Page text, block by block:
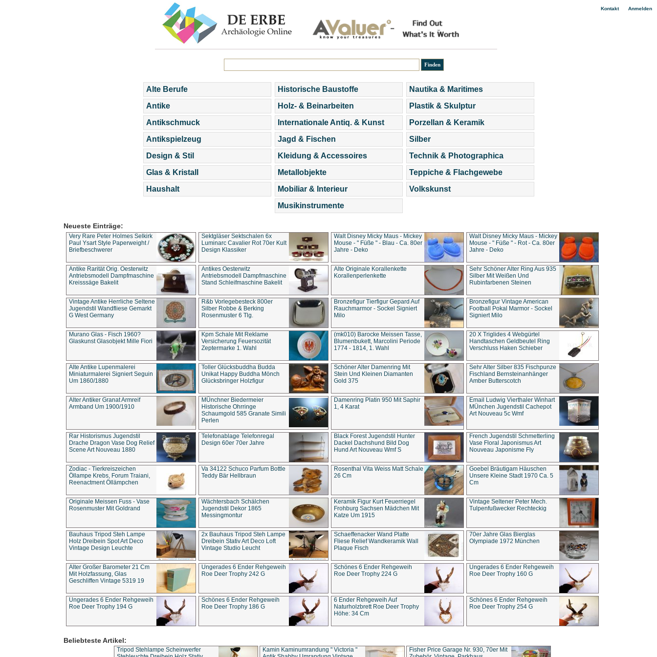
Kontakt| Anmelden
Alte Berufe
Antike
Antikschmuck
Antikspielzeug
Design & Stil
Glas & Kristall
Haushalt
Historische Baustoffe
Holz- & Beinarbeiten
Internationale Antiq. & Kunst
Jagd & Fischen
Kleidung & Accessoires
Metallobjekte
Mobiliar & Interieur
Musikinstrumente
Nautika & Maritimes
Plastik & Skulptur
Porzellan & Keramik
Silber
Technik & Photographica
Teppiche & Flachgewebe
Volkskunst
Neueste Einträge:
Very Rare Peter Holmes Selkirk
Paul Ysart Style Paperweight /
Briefbeschwerer
Sektgläser Sektschalen 6x
Luminarc Cavalier Rot 70er Kult
Design Klassiker
Walt Disney Micky Maus - Mickey
Mouse - " Füße " - Blau - Ca. 80er
Jahre - Deko
Walt Disney Micky Maus - Mickey
Mouse - " Füße " - Rot - Ca. 80er
Jahre - Deko
Antike Rarität Orig. Oesterwitz
Antriebsmodell Dampfmaschine
Kreisssäge Bakelit
Antikes Oesterwitz
Antriebsmodell Dampfmaschine
Stand Schleifmaschine Bakelit
Alte Originale Korallenkette
Korallenperlenkette
Sehr Schöner Alter Ring Aus 935
Silber Mit Weißen Und
Rubinfarbenen Steinen
Vintage Antike Herrliche Seltene
Jugendstil Wandfliese Gemarkt
G West Germany
R&b Vorlegebesteck 800er
Silber Robbe & Berking
Rosenmuster 6 Tlg.
Bronzefigur Tierfigur Gepard Auf
Rauchmarmor - Sockel Signiert
Milo
Bronzefigur Vintage American
Football Pokal Marmor - Sockel
Signiert Milo
Murano Glas - Fisch 1960?
Glaskunst Glasobjekt Mille Fiori
Kpm Schale Mit Reklame
Versicherung Feuersozität
Zeptermarke 1. Wahl
(mk010) Barocke Meissen Tasse,
Blumenbukett, Marcolini Periode
1774 - 1814, 1. Wahl
20 X Triglides 4 Webgürtel
Handtaschen Geldbeutel Ring
Verschluss Haken Schieber
Alte Antike Lupenmalerei
Miniaturmalerei Signiert Seguin
Um 1860/1880
Toller Glücksbuddha Budda
Unikat Happy Buddha Mönch
Glücksbringer Holzfigur
Schöner Alter Damenring Mit
Stein Und Kleinen Diamanten
Gold 375
Sehr Alter Silber 835 Fischpunze
Fischland Bernsteinanhänger
Amber Butterscotch
Alter Antiker Granat Armreif
Armband Um 1900/1910
MÜnchner Biedermeier
Historische Ohrringe
Schaumgold 585 Granate Simili
Perlen
Damenring Platin 950 Mit Saphir
1, 4 Karat
Email Ludwig Vierthaler Winhart
MÜnchen Jugendstil Cachepot
Art Nouveau 5c Wmf
Rar Historismus Jugendstil
Drache Dragon Vase Dog Relief
Scene Art Nouveau 1880
Telefonablage Telefonregal
Design 60er 70er Jahre
Black Forest Jugendstil Hunter
Dackel Dachshund Bild Dog
Hund Art Nouveau Wmf S
French Jugendstil Schmetterling
Vase Floral Japonismus Art
Nouveau Japonisme Fly
Zodiac - Tierkreiszeichen
Öllampe Krebs, Forum Traiani,
Reenactment Öllämpchen
Va 34122 Schuco Parfum Bottle
Teddy Bär Hellbraun
Rosenthal Vita Weiss Matt Schale
26 Cm
Goebel Bräutigam Häuschen
Unsere Kleine Stadt 1970 Ca. 5
Cm
Originale Meissen Fuss - Vase
Rosenmuster Mit Goldrand
Wächtersbach Schälchen
Jugendstil Dekor 1865
Messingmontur
Keramik Figur Kurt Feuerriegel
Frohburg Sachsen Mädchen Mit
Katze Um 1915
Vintage Seltener Peter Mech.
Tulpenfußwecker Rechteckig
Bauhaus Tripod Steh Lampe
Holz Dreibein Spot Art Deco
Vintage Design Leuchte
2x Bauhaus Tripod Steh Lampe
Dreibein Stativ Art Deco Loft
Vintage Studio Leucht
Schaeffenacker Wand Platte
Fliese Relief Wandkeramik Wall
Plaque Fisch
70er Jahre Glas Bierglas
Olympiade 1972 München
Alter Großer Barometer 21 Cm
Mit Holzfassung, Glas
Geschliffen Vintage 5319 19
Ungerades 6 Ender Rehgeweih
Roe Deer Trophy 242 G
Schönes 6 Ender Rehgeweih
Roe Deer Trophy 224 G
Ungerades 6 Ender Rehgeweih
Roe Deer Trophy 160 G
Ungerades 6 Ender Rehgeweih
Roe Deer Trophy 194 G
Schönes 6 Ender Rehgeweih
Roe Deer Trophy 186 G
6 Ender Rehgeweih Auf
Naturholzbrett Roe Deer Trophy
Höhe: 34 Cm
Schönes 6 Ender Rehgeweih
Roe Deer Trophy 254 G
Beliebteste Artikel:
Tripod Stehlampe Scheinwerfer
Kamin Kaminumrandung " Victoria "
Fisher Price Garage Nr. 930, 70er Mit